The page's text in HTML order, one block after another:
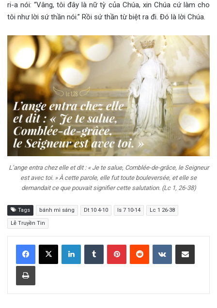
ri-a nói: “Vâng, tôi đây là nữ tỳ của Chúa, xin Chúa cứ làm cho
tôi như lời sứ thần nói.” Rồi sứ thần từ biệt ra đi. Đó là lời Chúa.
L’ange entra chez elle et dit : « Je te salue, Comblée-de-grâce, le Seigneur
est avec toi. » À cette parole, elle fut toute bouleversée, et elle se
demandait ce que pouvait signifier cette salutation. (Lc 1, 26-38)
Tags bánh mì sáng Dt 10 4-10 Is 7 10-14 Lc 1 26-38
Lễ Truyền Tin